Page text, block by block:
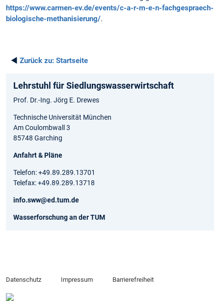
https://www.carmen-ev.de/events/c-a-r-m-e-n-fachgespraech-
biologische-methanisierung/.
◄ Zurück zu: Startseite
Lehrstuhl für Siedlungswasserwirtschaft
Prof. Dr.-Ing. Jörg E. Drewes
Technische Universität München
Am Coulombwall 3
85748 Garching
Anfahrt & Pläne
Telefon: +49.89.289.13701
Telefax: +49.89.289.13718
info.sww@ed.tum.de
Wasserforschung an der TUM
Datenschutz Impressum Barrierefreiheit